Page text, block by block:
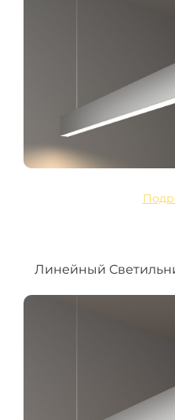
Линейный